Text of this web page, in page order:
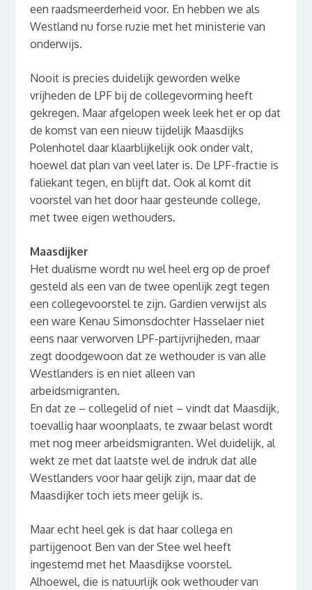
een raadsmeerderheid voor. En hebben we als
Westland nu forse ruzie met het ministerie van
onderwijs.
Nooit is precies duidelijk geworden welke
vrijheden de LPF bij de collegevorming heeft
gekregen. Maar afgelopen week leek het er op dat
de komst van een nieuw tijdelijk Maasdijks
Polenhotel daar klaarblijkelijk ook onder valt,
hoewel dat plan van veel later is. De LPF-fractie is
faliekant tegen, en blijft dat. Ook al komt dit
voorstel van het door haar gesteunde college,
met twee eigen wethouders.
Maasdijker
Het dualisme wordt nu wel heel erg op de proef
gesteld als een van de twee openlijk zegt tegen
een collegevoorstel te zijn. Gardien verwijst als
een ware Kenau Simonsdochter Hasselaer niet
eens naar verworven LPF-partijvrijheden, maar
zegt doodgewoon dat ze wethouder is van alle
Westlanders is en niet alleen van
arbeidsmigranten.
En dat ze – collegelid of niet – vindt dat Maasdijk,
toevallig haar woonplaats, te zwaar belast wordt
met nog meer arbeidsmigranten. Wel duidelijk, al
wekt ze met dat laatste wel de indruk dat alle
Westlanders voor haar gelijk zijn, maar dat de
Maasdijker toch iets meer gelijk is.
Maar echt heel gek is dat haar collega en
partijgenoot Ben van der Stee wel heeft
ingestemd met het Maasdijkse voorstel.
Alhoewel, die is natuurlijk ook wethouder van